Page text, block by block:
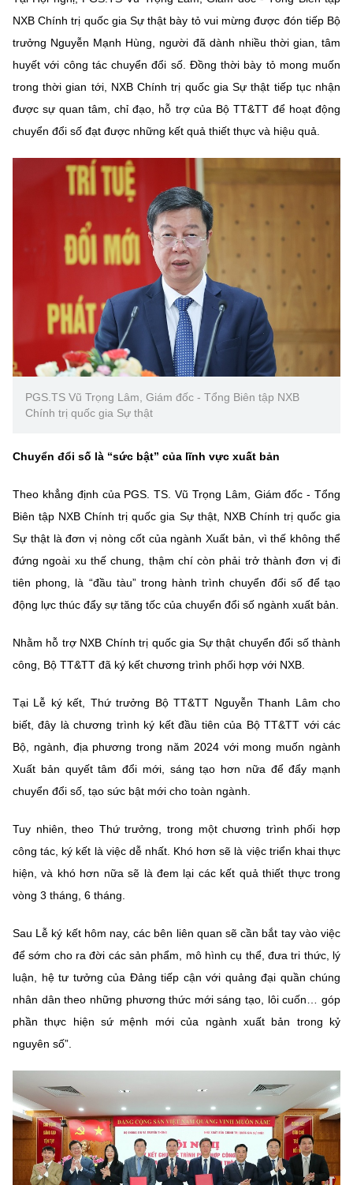
NXB Chính trị quốc gia Sự thật bày tỏ vui mừng được đón tiếp Bộ
trưởng Nguyễn Mạnh Hùng, người đã dành nhiều thời gian, tâm
huyết với công tác chuyển đổi số. Đồng thời bày tỏ mong muốn
trong thời gian tới, NXB Chính trị quốc gia Sự thật tiếp tục nhận
được sự quan tâm, chỉ đạo, hỗ trợ của Bộ TT&TT để hoạt động
chuyển đổi số đạt được những kết quả thiết thực và hiệu quả.
PGS.TS Vũ Trọng Lâm, Giám đốc - Tổng Biên tập NXB
Chính trị quốc gia Sự thật
Chuyển đổi số là “sức bật” của lĩnh vực xuất bản
Theo khẳng định của PGS. TS. Vũ Trọng Lâm, Giám đốc - Tổng
Biên tập NXB Chính trị quốc gia Sự thật, NXB Chính trị quốc gia
Sự thật là đơn vị nòng cốt của ngành Xuất bản, vì thế không thể
đứng ngoài xu thế chung, thậm chí còn phải trở thành đơn vị đi
tiên phong, là “đầu tàu” trong hành trình chuyển đổi số để tạo
động lực thúc đẩy sự tăng tốc của chuyển đổi số ngành xuất bản.
Nhằm hỗ trợ NXB Chính trị quốc gia Sự thật chuyển đổi số thành
công, Bộ TT&TT đã ký kết chương trình phối hợp với NXB.
Tại Lễ ký kết, Thứ trưởng Bộ TT&TT Nguyễn Thanh Lâm cho
biết, đây là chương trình ký kết đầu tiên của Bộ TT&TT với các
Bộ, ngành, địa phương trong năm 2024 với mong muốn ngành
Xuất bản quyết tâm đổi mới, sáng tạo hơn nữa để đẩy mạnh
chuyển đổi số, tạo sức bật mới cho toàn ngành.
Tuy nhiên, theo Thứ trưởng, trong một chương trình phối hợp
công tác, ký kết là việc dễ nhất. Khó hơn sẽ là việc triển khai thực
hiện, và khó hơn nữa sẽ là đem lại các kết quả thiết thực trong
vòng 3 tháng, 6 tháng.
Sau Lễ ký kết hôm nay, các bên liên quan sẽ cần bắt tay vào việc
để sớm cho ra đời các sản phẩm, mô hình cụ thể, đưa tri thức, lý
luận, hệ tư tưởng của Đảng tiếp cận với quảng đại quần chúng
nhân dân theo những phương thức mới sáng tạo, lôi cuốn… góp
phần thực hiện sứ mệnh mới của ngành xuất bản trong kỷ
nguyên số”.